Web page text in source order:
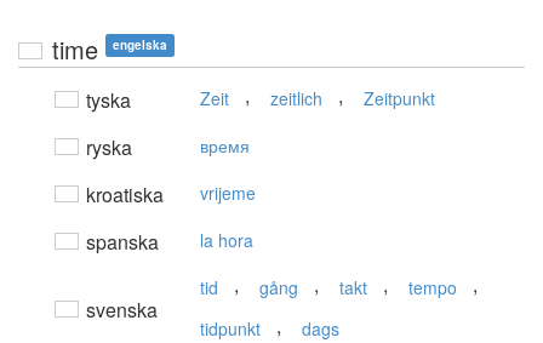
time engelska
tyska Zeit , zeitlich , Zeitpunkt
ryska время
kroatiska vrijeme
spanska la hora
svenska
tid , gång , takt , tempo ,
tidpunkt , dags